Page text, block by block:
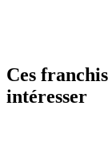
Ces
intéresser